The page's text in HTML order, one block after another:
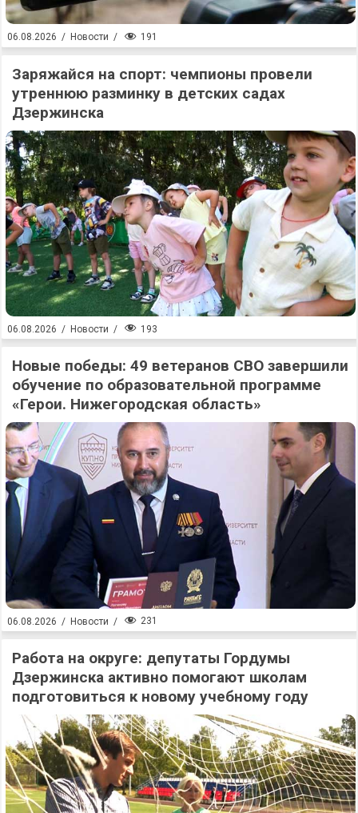
06.08.2026 / Новости / 191
Заряжайся на спорт: чемпионы провели
утреннюю разминку в детских садах
Дзержинска
06.08.2026 / Новости / 193
Новые победы: 49 ветеранов СВО завершили
обучение по образовательной программе
«Герои. Нижегородская область»
06.08.2026 / Новости / 231
Работа на округе: депутаты Гордумы
Дзержинска активно помогают школам
подготовиться к новому учебному году